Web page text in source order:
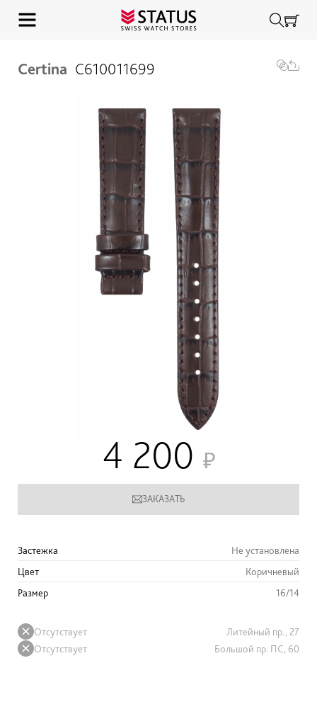
Certina C610011699
4 200
ЗАКАЗАТЬ
Застежка
Не установлена
Цвет
Коричневый
Размер
16/14
Отсутствует
Литейный пр., 27
Отсутствует
Большой пр. ПС, 60